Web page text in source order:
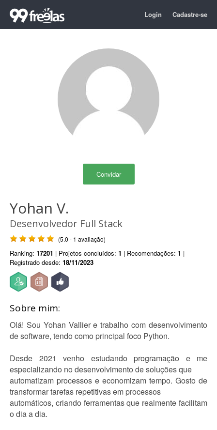
Login Cadastre-se
Convidar
Yohan V.
Desenvolvedor Full Stack
(5.0 - 1 avaliação)
Ranking: 17201 | Projetos concluídos: 1 | Recomendações: 1 |
Registrado desde: 18/11/2023
Sobre mim:
Olá! Sou Yohan Vallier e trabalho com desenvolvimento
de software, tendo como principal foco Python.
Desde 2021 venho estudando programação e me
especializando no desenvolvimento de soluções que
automatizam processos e economizam tempo. Gosto de
transformar tarefas repetitivas em processos
automáticos, criando ferramentas que realmente facilitam
o dia a dia.